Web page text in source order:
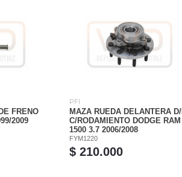
FRENO
2009
PFI
MAZA RUEDA DELANTERA D/I
C/RODAMIENTO DODGE RAM
1500 3.7 2006/2008
FYM1220
$ 210.000